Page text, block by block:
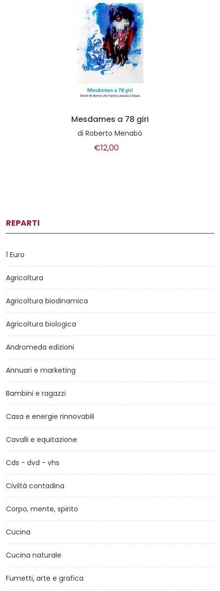
Mesdames a 78 giri
di Roberto Menabò
€12,00
REPARTI
1 Euro
Agricoltura
Agricoltura biodinamica
Agricoltura biologica
Andromeda edizioni
Annuari e marketing
Bambini e ragazzi
Casa e energie rinnovabili
Cavalli e equitazione
Cds - dvd - vhs
Civiltà contadina
Corpo, mente, spirito
Cucina
Cucina naturale
Fumetti, arte e grafica